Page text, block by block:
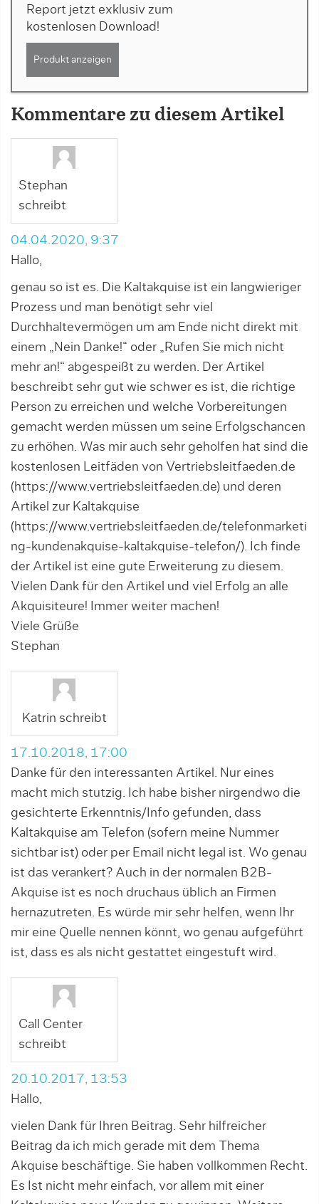
Report jetzt exklusiv zum
kostenlosen Download!
Produkt anzeigen
Kommentare zu diesem Artikel
Stephan
schreibt
04.04.2020, 9:37
Hallo,
genau so ist es. Die Kaltakquise ist ein langwieriger
Prozess und man benötigt sehr viel
Durchhaltevermögen um am Ende nicht direkt mit
einem „Nein Danke!“ oder „Rufen Sie mich nicht
mehr an!“ abgespeißt zu werden. Der Artikel
beschreibt sehr gut wie schwer es ist, die richtige
Person zu erreichen und welche Vorbereitungen
gemacht werden müssen um seine Erfolgschancen
zu erhöhen. Was mir auch sehr geholfen hat sind die
kostenlosen Leitfäden von Vertriebsleitfaeden.de
(https://www.vertriebsleitfaeden.de) und deren
Artikel zur Kaltakquise
(https://www.vertriebsleitfaeden.de/telefonmarketi
ng-kundenakquise-kaltakquise-telefon/). Ich finde
der Artikel ist eine gute Erweiterung zu diesem.
Vielen Dank für den Artikel und viel Erfolg an alle
Akquisiteure! Immer weiter machen!
Viele Grüße
Stephan
Katrin schreibt
17.10.2018, 17:00
Danke für den interessanten Artikel. Nur eines
macht mich stutzig. Ich habe bisher nirgendwo die
gesichterte Erkenntnis/Info gefunden, dass
Kaltakquise am Telefon (sofern meine Nummer
sichtbar ist) oder per Email nicht legal ist. Wo genau
ist das verankert? Auch in der normalen B2B-
Akquise ist es noch druchaus üblich an Firmen
hernazutreten. Es würde mir sehr helfen, wenn Ihr
mir eine Quelle nennen könnt, wo genau aufgeführt
ist, dass es als nicht gestattet eingestuft wird.
Call Center
schreibt
20.10.2017, 13:53
Hallo,
vielen Dank für Ihren Beitrag. Sehr hilfreicher
Beitrag da ich mich gerade mit dem Thema
Akquise beschäftige. Sie haben vollkommen Recht.
Es Ist nicht mehr einfach, vor allem mit einer